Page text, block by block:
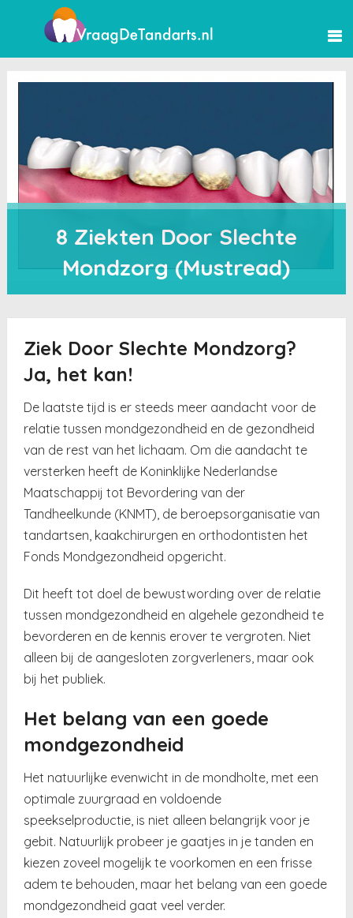
8 Ziekten Door Slechte
Mondzorg (Mustread)
Ziek Door Slechte Mondzorg?
Ja, het kan!
De laatste tijd is er steeds meer aandacht voor de
relatie tussen mondgezondheid en de gezondheid
van de rest van het lichaam. Om die aandacht te
versterken heeft de Koninklijke Nederlandse
Maatschappij tot Bevordering van der
Tandheelkunde (KNMT), de beroepsorganisatie van
tandartsen, kaakchirurgen en orthodontisten het
Fonds Mondgezondheid opgericht.
Dit heeft tot doel de bewustwording over de relatie
tussen mondgezondheid en algehele gezondheid te
bevorderen en de kennis erover te vergroten. Niet
alleen bij de aangesloten zorgverleners, maar ook
bij het publiek.
Het belang van een goede
mondgezondheid
Het natuurlijke evenwicht in de mondholte, met een
optimale zuurgraad en voldoende
speekselproductie, is niet alleen belangrijk voor je
gebit. Natuurlijk probeer je gaatjes in je tanden en
kiezen zoveel mogelijk te voorkomen en een frisse
adem te behouden, maar het belang van een goede
mondgezondheid gaat veel verder.